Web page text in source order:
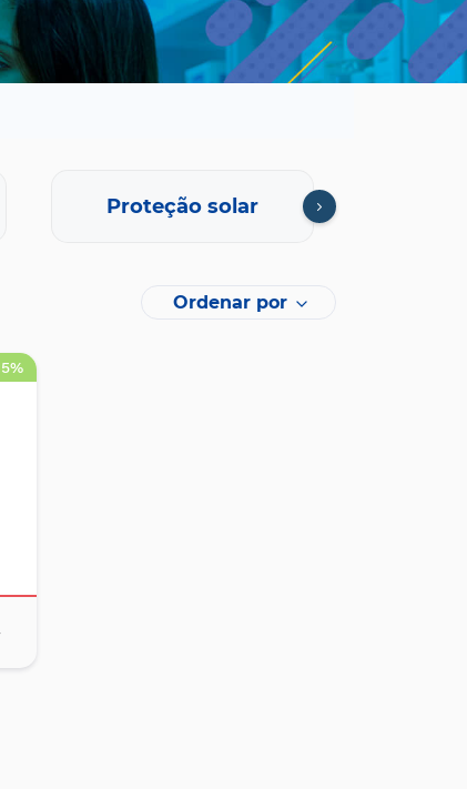
Proteção solar
Ordenar por